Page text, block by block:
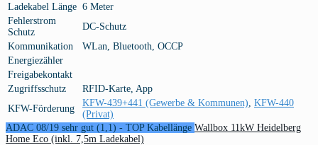
Ladekabel Länge 6 Meter
Fehlerstrom
Schutz
DC-Schutz
Kommunikation
WLan, Bluetooth, OCCP
Energiezähler
Freigabekontakt
Zugriffsschutz
RFID-Karte, App
KFW-Förderung
KFW-439+441 (Gewerbe & Kommunen) KFW-440
(Privat)
ADAC 08/19 sehr gut (1,1) - TOP Kabellänge Wallbox 11kW Heidelberg
Home Eco (inkl. 7,5m Ladekabel)